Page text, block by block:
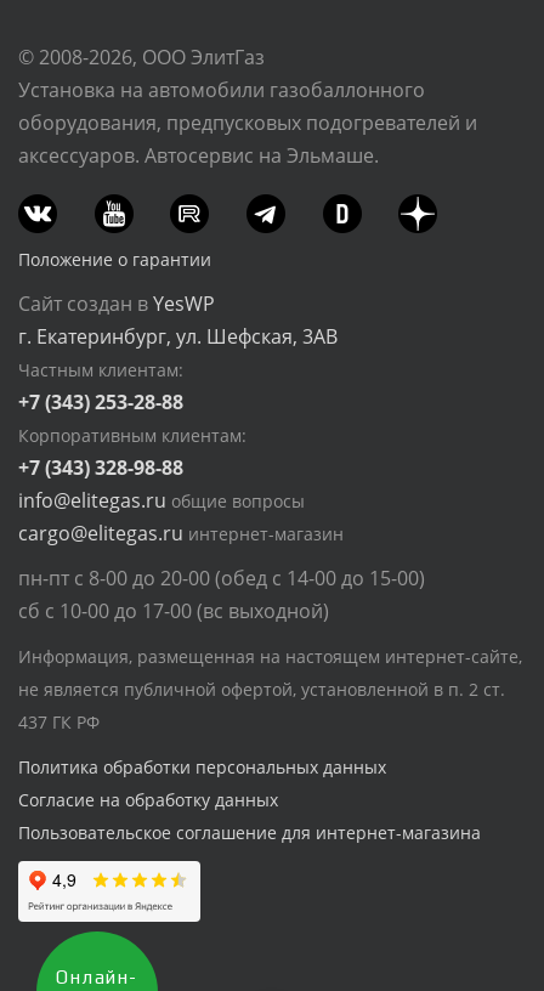
© 2008-2026, ООО ЭлитГаз
Установка на автомобили газобаллонного
оборудования, предпусковых подогревателей и
аксессуаров. Автосервис на Эльмаше.
Положение о гарантии
Сайт создан вYesWP
г. Екатеринбург, ул. Шефская, 3АВ
Частным клиентам:
+7 (343) 253-28-88
Корпоративным клиентам:
+7 (343) 328-98-88
info@elitegas.ru общие вопросы
cargo@elitegas.ru интернет-магазин
пн-пт с 8-00 до 20-00 (обед с 14-00 до 15-00)
сб с 10-00 до 17-00 (вс выходной)
Информация, размещенная на настоящем интернет-сайте,
не является публичной офертой, установленной в п. 2 ст.
437 ГК РФ
Политика обработки персональных данных
Согласие на обработку данных
Пользовательское соглашение для интернет-магазина
Онлайн-